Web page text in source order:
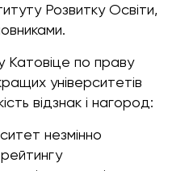
Розвитку Освіти,
Катовіце по праву
університетів
відзнак і нагород:
незмінно